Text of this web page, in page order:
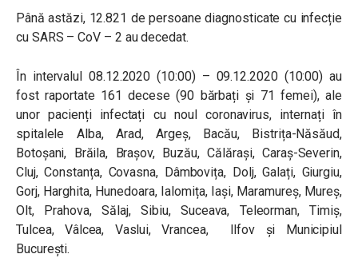
Până astăzi, 12.821 de persoane diagnosticate cu infecție
cu SARS – CoV – 2 au decedat.
În intervalul 08.12.2020 (10:00) – 09.12.2020 (10:00) au
fost raportate 161 decese (90 bărbați și 71 femei), ale
unor pacienți infectați cu noul coronavirus, internați în
spitalele Alba, Arad, Argeș, Bacău, Bistrița-Năsăud,
Botoșani, Brăila, Brașov, Buzău, Călărași, Caraș-Severin,
Cluj, Constanța, Covasna, Dâmbovița, Dolj, Galați, Giurgiu,
Gorj, Harghita, Hunedoara, Ialomița, Iași, Maramureș, Mureș,
Olt, Prahova, Sălaj, Sibiu, Suceava, Teleorman, Timiș,
Tulcea, Vâlcea, Vaslui, Vrancea, Ilfov și Municipiul
București.